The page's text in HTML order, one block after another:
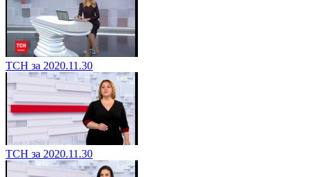
ТСН за 2020.11.30
ТСН за 2020.11.30